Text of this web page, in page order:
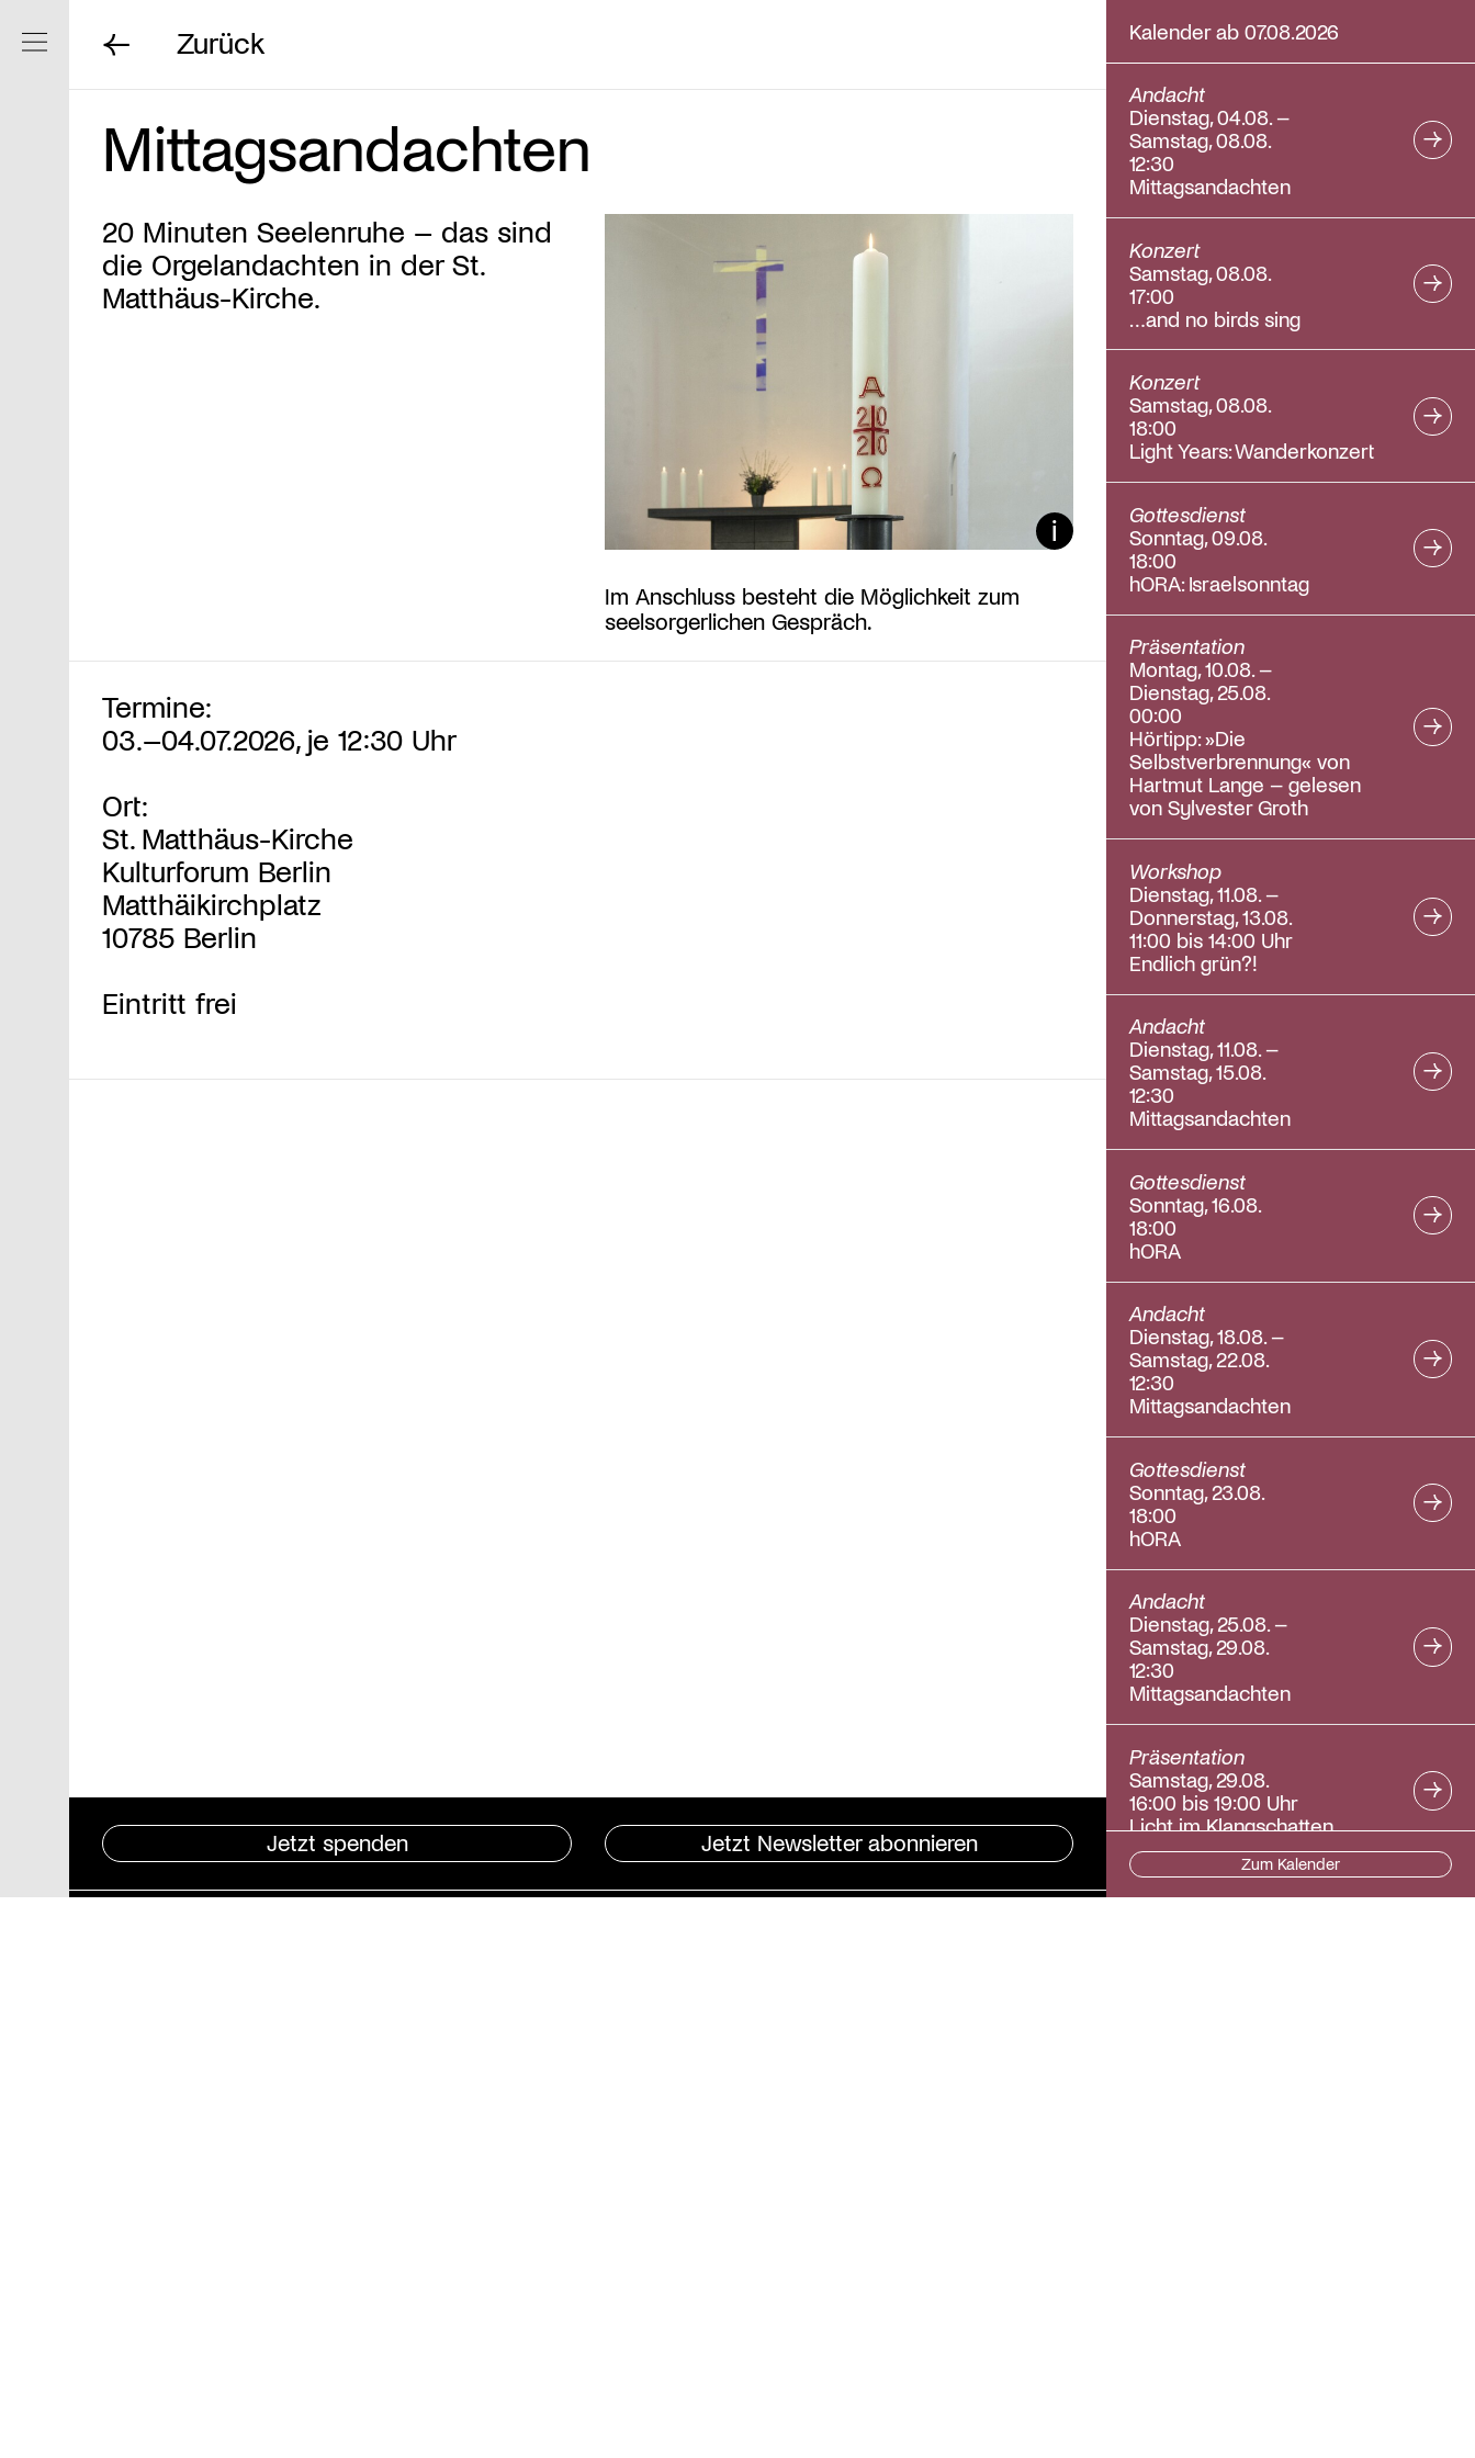
Navigation ein/ausblenden
Zurück
Mittagsandachten
20 Minuten Seelenruhe – das sind
die Orgelandachten in der St.
Matthäus-Kirche.
Bildunterschrift ein/
Im Anschluss besteht die Möglichkeit zum
seelsorgerlichen Gespräch.
Termine:
03.–04.07.2026, je 12:30 Uhr
Ort:
St. Matthäus-Kirche
Kulturforum Berlin
Matthäikirchplatz
10785 Berlin
Eintritt frei
Jetzt spenden Jetzt Newsletter abonnieren
Kalender ab 07.08.2026
Andacht
Dienstag, 04.08. –
Samstag, 08.08.
12:30
Mittagsandachten
Konzert
Samstag, 08.08.
17:00
…and no birds sing
Konzert
Samstag, 08.08.
18:00
Light Years: Wanderkonzert
Gottesdienst
Sonntag, 09.08.
18:00
hORA: Israelsonntag
Präsentation
Montag, 10.08. –
Dienstag, 25.08.
00:00
Hörtipp: »Die
Selbstverbrennung« von
Hartmut Lange – gelesen
von Sylvester Groth
Workshop
Dienstag, 11.08. –
Donnerstag, 13.08.
11:00 bis 14:00 Uhr
Endlich grün?!
Andacht
Dienstag, 11.08. –
Samstag, 15.08.
12:30
Mittagsandachten
Gottesdienst
Sonntag, 16.08.
18:00
hORA
Andacht
Dienstag, 18.08. –
Samstag, 22.08.
12:30
Mittagsandachten
Gottesdienst
Sonntag, 23.08.
18:00
hORA
Andacht
Dienstag, 25.08. –
Samstag, 29.08.
12:30
Mittagsandachten
Präsentation
Samstag, 29.08.
16:00 bis 19:00 Uhr
Licht im Klangschatten
Zum Kalender